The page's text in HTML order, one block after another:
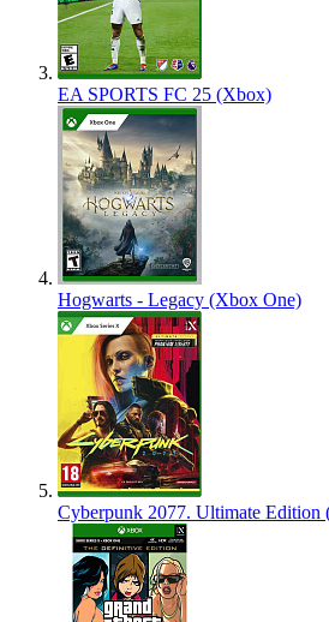
EA SPORTS FC 25 (Xbox)
Hogwarts - Legacy (Xbox One)
Cyberpunk 2077. Ultimate Edition